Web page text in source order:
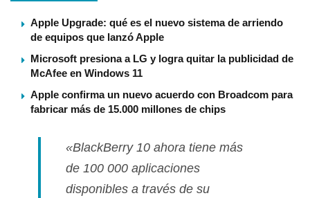
Apple Upgrade: qué es el nuevo sistema de arriendo
de equipos que lanzó Apple
Microsoft presiona a LG y logra quitar la publicidad de
McAfee en Windows 11
Apple confirma un nuevo acuerdo con Broadcom para
fabricar más de 15.000 millones de chips
«BlackBerry 10 ahora tiene más
de 100 000 aplicaciones
disponibles a través de su